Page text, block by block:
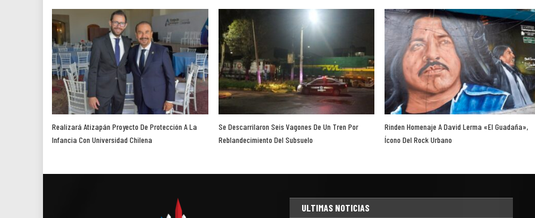
Realizará Atizapán Proyecto De Protección A La
Infancia Con Universidad Chilena
Se Descarrilaron Seis Vagones De Un Tren Por
Reblandecimiento Del Subsuelo
Rinden Homenaje A David Lerma «El Guadaña»,
Ícono Del Rock Urbano
ULTIMAS NOTICIAS